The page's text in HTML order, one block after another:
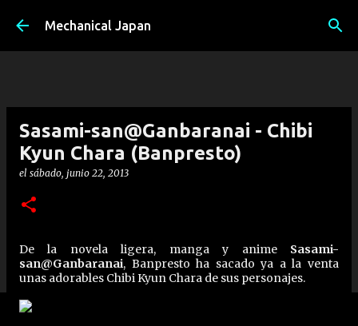
Ir al contenido principal
Mechanical Japan
Sasami-san@Ganbaranai - Chibi
Kyun Chara (Banpresto)
el sábado, junio 22, 2013
De la novela ligera, manga y anime Sasami-
san@Ganbaranai, Banpresto ha sacado ya a la venta
unas adorables Chibi Kyun Chara de sus personajes.